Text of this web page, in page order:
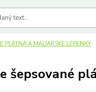
PLÁTNA A MALIARSKE LEPENKY
šepsované